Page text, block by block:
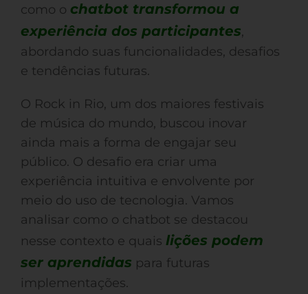
como o chatbot transformou a
experiência dos participantes,
abordando suas funcionalidades, desafios
e tendências futuras.
O Rock in Rio, um dos maiores festivais
de música do mundo, buscou inovar
ainda mais a forma de engajar seu
público. O desafio era criar uma
experiência intuitiva e envolvente por
meio do uso de tecnologia. Vamos
analisar como o chatbot se destacou
nesse contexto e quais lições podem
ser aprendidas para futuras
implementações.